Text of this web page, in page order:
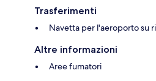
Trasferimenti
Navetta per l'aeroporto su
Altre informazioni
Aree fumatori